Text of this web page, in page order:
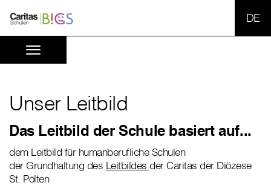
Unser Leitbild
Das Leitbild der Schule basiert auf...
dem Leitbild für humanberufliche Schulen
der Grundhaltung des Leitbildes der Caritas der Diözese
St. Pölten